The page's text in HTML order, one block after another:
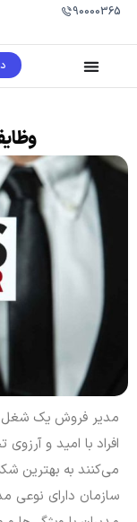
90000365
مدیر فروش یک شغل
افراد با امید و
می‌کنند به بهترین
سازمان دارای